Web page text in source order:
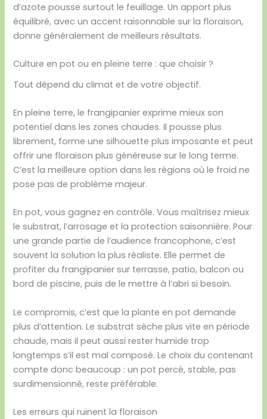
d’azote pousse surtout le feuillage. Un apport plus
équilibré, avec un accent raisonnable sur la floraison,
donne généralement de meilleurs résultats.
Culture en pot ou en pleine terre : que choisir ?
Tout dépend du climat et de votre objectif.
En pleine terre, le frangipanier exprime mieux son
potentiel dans les zones chaudes. Il pousse plus
librement, forme une silhouette plus imposante et peut
offrir une floraison plus généreuse sur le long terme.
C’est la meilleure option dans les régions où le froid ne
pose pas de problème majeur.
En pot, vous gagnez en contrôle. Vous maîtrisez mieux
le substrat, l’arrosage et la protection saisonnière. Pour
une grande partie de l’audience francophone, c’est
souvent la solution la plus réaliste. Elle permet de
profiter du frangipanier sur terrasse, patio, balcon ou
bord de piscine, puis de le mettre à l’abri si besoin.
Le compromis, c’est que la plante en pot demande
plus d’attention. Le substrat sèche plus vite en période
chaude, mais il peut aussi rester humide trop
longtemps s’il est mal composé. Le choix du contenant
compte donc beaucoup : un pot percé, stable, pas
surdimensionné, reste préférable.
Les erreurs qui ruinent la floraison